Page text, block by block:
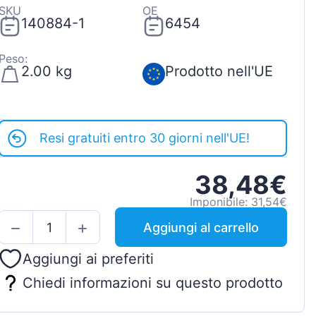
140884-1
OE
6454
2.00 kg Prodotto nell'UE
Resi gratuiti entro 30 giorni nell'UE!
38,48€
Imponibile: 31,54€
Aggiungi al carrello
Aggiungi ai preferiti
Chiedi informazioni su questo prodotto